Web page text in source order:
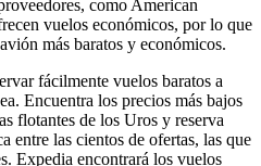
como American
vuelos económicos, por lo que
más baratos y económicos.
fácilmente vuelos baratos a
Encuentra los precios más bajos
flotantes de los Uros y reserva
entre las cientos de ofertas, las que
Expedia encontrará los vuelos